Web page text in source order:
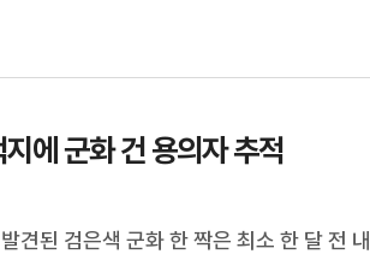
에 군화 건 용의자 추적
견된 검은색 군화 한 짝은 최소 한 달 전 내